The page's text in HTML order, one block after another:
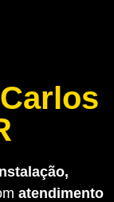
atendimento